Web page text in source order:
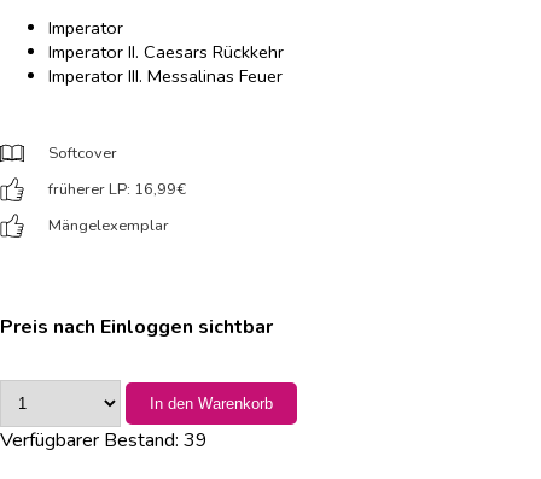
Imperator
Imperator II. Caesars Rückkehr
Imperator III. Messalinas Feuer
Softcover
früherer LP: 16,99€
Mängelexemplar
Preis nach Einloggen sichtbar
In den Warenkorb
Verfügbarer Bestand: 39